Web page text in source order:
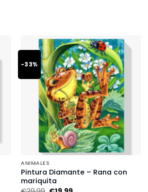
-33%
ANIMALES
Pintura Diamante – Rana con
mariquita